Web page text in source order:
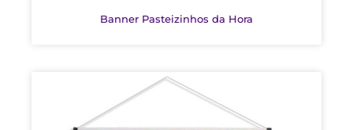
Banner Pasteizinhos da Hora